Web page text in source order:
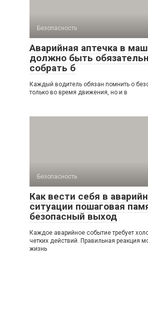
Безопасность
Аварийная аптечка в
должно быть
собрать б
Каждый водитель обязан помнить о
только во время движения, но и в
Безопасность
Как вести себя в
ситуации пошаговая
безопасный выход
Каждое аварийное событие требует
четких действий. Правильная реакция
жизнь